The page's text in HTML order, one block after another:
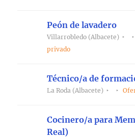
Peón de lavadero
Villarrobledo (Albacete)
privado
Técnico/a de
La Roda (Albacete)
Cocinero/a para
Real)